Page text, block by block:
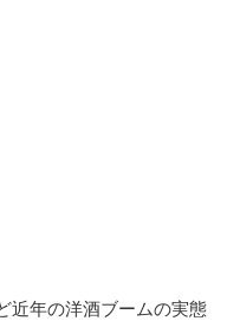
近年の洋酒ブームの実態